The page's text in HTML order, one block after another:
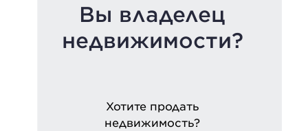
Вы владелец
недвижимости?
Хотите продать
недвижимость?